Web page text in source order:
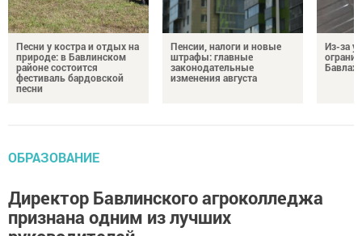
Песни у костра и отдых на
природе: в Бавлинском
районе состоится
фестиваль бардовской
песни
Пенсии, налоги и новые
штрафы: главные
законодательные
изменения августа
Из-за
Бавлах
ОБРАЗОВАНИЕ
Директор Бавлинского агроколледжа
признана одним из лучших